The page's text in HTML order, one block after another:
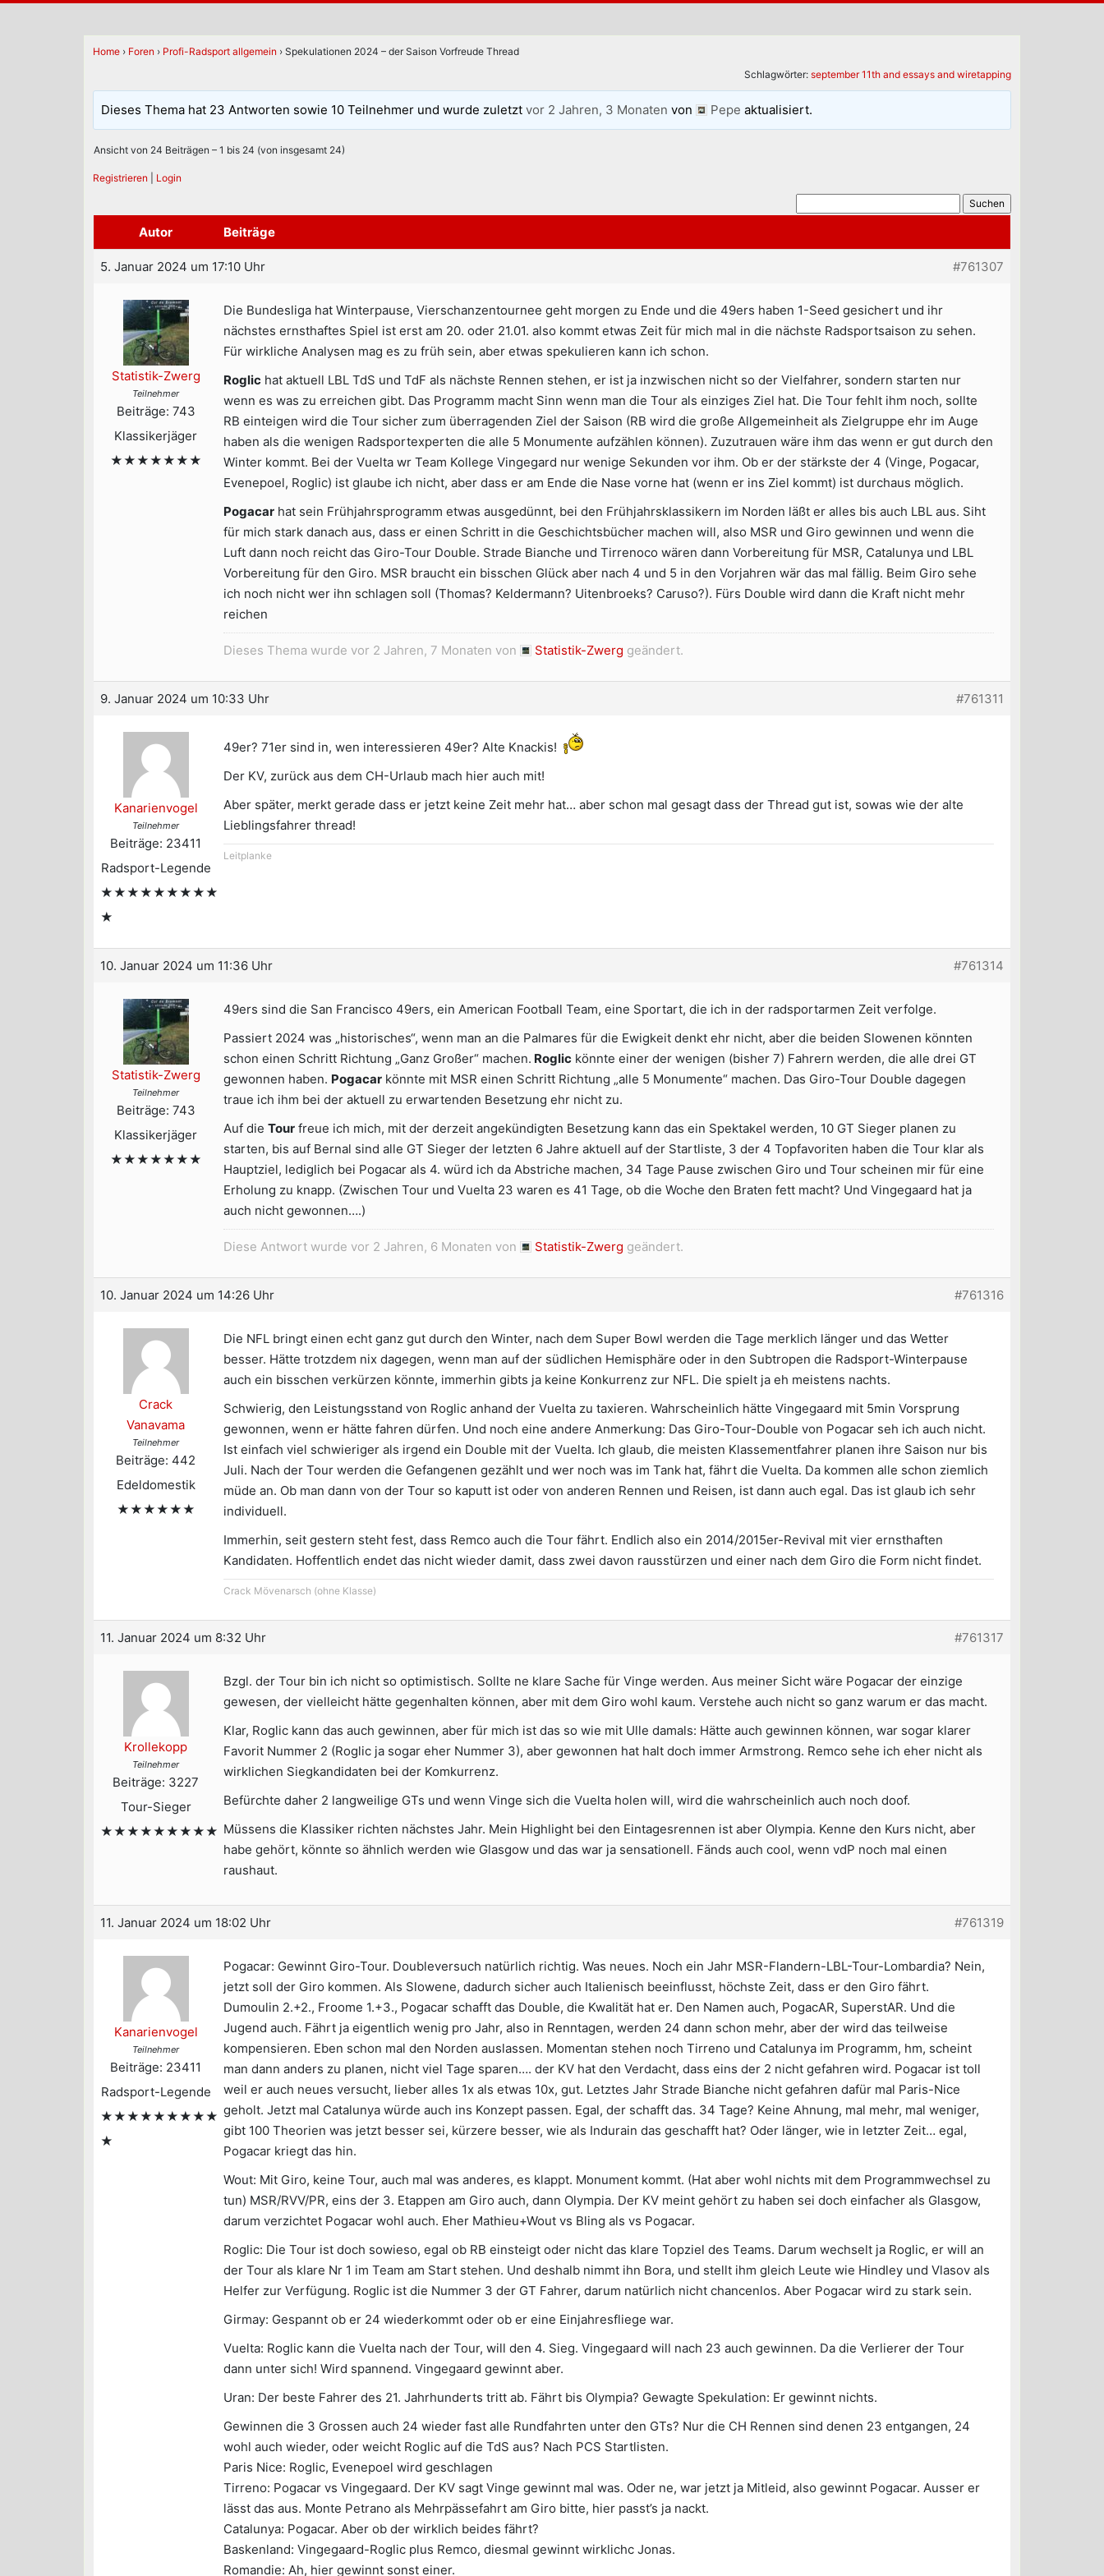
Home › Foren › Profi-Radsport allgemein › Spekulationen 2024 – der Saison Vorfreude Thread
Schlagwörter: september 11th and essays and wiretapping
Dieses Thema hat 23 Antworten sowie 10 Teilnehmer und wurde zuletztvor 2 Jahren, 3 Monaten von Pepe aktualisiert.
Ansicht von 24 Beiträgen – 1 bis 24 (von insgesamt 24)
Registrieren Login
Autor Beiträge
5. Januar 2024 um 17:10 Uhr #761307
Statistik-Zwerg
Teilnehmer
Beiträge: 743
Klassikerjäger
★★★★★★★
Die Bundesliga hat Winterpause, Vierschanzentournee geht morgen zu Ende und die 49ers haben 1-Seed gesichert und ihr
nächstes ernsthaftes Spiel ist erst am 20. oder 21.01. also kommt etwas Zeit für mich mal in die nächste Radsportsaison zu sehen.
Für wirkliche Analysen mag es zu früh sein, aber etwas spekulieren kann ich schon.
Roglic hat aktuell LBL TdS und TdF als nächste Rennen stehen, er ist ja inzwischen nicht so der Vielfahrer, sondern starten nur
wenn es was zu erreichen gibt. Das Programm macht Sinn wenn man die Tour als einziges Ziel hat. Die Tour fehlt ihm noch, sollte
RB einteigen wird die Tour sicher zum überragenden Ziel der Saison (RB wird die große Allgemeinheit als Zielgruppe ehr im Auge
haben als die wenigen Radsportexperten die alle 5 Monumente aufzählen können). Zuzutrauen wäre ihm das wenn er gut durch den
Winter kommt. Bei der Vuelta wr Team Kollege Vingegard nur wenige Sekunden vor ihm. Ob er der stärkste der 4 (Vinge, Pogacar,
Evenepoel, Roglic) ist glaube ich nicht, aber dass er am Ende die Nase vorne hat (wenn er ins Ziel kommt) ist durchaus möglich.
Pogacar hat sein Frühjahrsprogramm etwas ausgedünnt, bei den Frühjahrsklassikern im Norden läßt er alles bis auch LBL aus. Siht
für mich stark danach aus, dass er einen Schritt in die Geschichtsbücher machen will, also MSR und Giro gewinnen und wenn die
Luft dann noch reicht das Giro-Tour Double. Strade Bianche und Tirrenoco wären dann Vorbereitung für MSR, Catalunya und LBL
Vorbereitung für den Giro. MSR braucht ein bisschen Glück aber nach 4 und 5 in den Vorjahren wär das mal fällig. Beim Giro sehe
ich noch nicht wer ihn schlagen soll (Thomas? Keldermann? Uitenbroeks? Caruso?). Fürs Double wird dann die Kraft nicht mehr
reichen
Dieses Thema wurde vor 2 Jahren, 7 Monaten von Statistik-Zwerg geändert.
9. Januar 2024 um 10:33 Uhr #761311
Kanarienvogel
Teilnehmer
Beiträge: 23411
Radsport-Legende
★★★★★★★★★
★
49er? 71er sind in, wen interessieren 49er? Alte Knackis!
Der KV, zurück aus dem CH-Urlaub mach hier auch mit!
Aber später, merkt gerade dass er jetzt keine Zeit mehr hat… aber schon mal gesagt dass der Thread gut ist, sowas wie der alte
Lieblingsfahrer thread!
Leitplanke
10. Januar 2024 um 11:36 Uhr #761314
Statistik-Zwerg
Teilnehmer
Beiträge: 743
Klassikerjäger
★★★★★★★
49ers sind die San Francisco 49ers, ein American Football Team, eine Sportart, die ich in der radsportarmen Zeit verfolge.
Passiert 2024 was „historisches“, wenn man an die Palmares für die Ewigkeit denkt ehr nicht, aber die beiden Slowenen könnten
schon einen Schritt Richtung „Ganz Großer“ machen. Roglic könnte einer der wenigen (bisher 7) Fahrern werden, die alle drei GT
gewonnen haben. Pogacar könnte mit MSR einen Schritt Richtung „alle 5 Monumente“ machen. Das Giro-Tour Double dagegen
traue ich ihm bei der aktuell zu erwartenden Besetzung ehr nicht zu.
Auf die Tour freue ich mich, mit der derzeit angekündigten Besetzung kann das ein Spektakel werden, 10 GT Sieger planen zu
starten, bis auf Bernal sind alle GT Sieger der letzten 6 Jahre aktuell auf der Startliste, 3 der 4 Topfavoriten haben die Tour klar als
Hauptziel, lediglich bei Pogacar als 4. würd ich da Abstriche machen, 34 Tage Pause zwischen Giro und Tour scheinen mir für eine
Erholung zu knapp. (Zwischen Tour und Vuelta 23 waren es 41 Tage, ob die Woche den Braten fett macht? Und Vingegaard hat ja
auch nicht gewonnen….)
Diese Antwort wurde vor 2 Jahren, 6 Monaten von Statistik-Zwerg geändert.
10. Januar 2024 um 14:26 Uhr #761316
Crack
Vanavama
Teilnehmer
Beiträge: 442
Edeldomestik
★★★★★★
Die NFL bringt einen echt ganz gut durch den Winter, nach dem Super Bowl werden die Tage merklich länger und das Wetter
besser. Hätte trotzdem nix dagegen, wenn man auf der südlichen Hemisphäre oder in den Subtropen die Radsport-Winterpause
auch ein bisschen verkürzen könnte, immerhin gibts ja keine Konkurrenz zur NFL. Die spielt ja eh meistens nachts.
Schwierig, den Leistungsstand von Roglic anhand der Vuelta zu taxieren. Wahrscheinlich hätte Vingegaard mit 5min Vorsprung
gewonnen, wenn er hätte fahren dürfen. Und noch eine andere Anmerkung: Das Giro-Tour-Double von Pogacar seh ich auch nicht.
Ist einfach viel schwieriger als irgend ein Double mit der Vuelta. Ich glaub, die meisten Klassementfahrer planen ihre Saison nur bis
Juli. Nach der Tour werden die Gefangenen gezählt und wer noch was im Tank hat, fährt die Vuelta. Da kommen alle schon ziemlich
müde an. Ob man dann von der Tour so kaputt ist oder von anderen Rennen und Reisen, ist dann auch egal. Das ist glaub ich sehr
individuell.
Immerhin, seit gestern steht fest, dass Remco auch die Tour fährt. Endlich also ein 2014/2015er-Revival mit vier ernsthaften
Kandidaten. Hoffentlich endet das nicht wieder damit, dass zwei davon rausstürzen und einer nach dem Giro die Form nicht findet.
Crack Mövenarsch (ohne Klasse)
11. Januar 2024 um 8:32 Uhr #761317
Krollekopp
Teilnehmer
Beiträge: 3227
Tour-Sieger
★★★★★★★★★
Bzgl. der Tour bin ich nicht so optimistisch. Sollte ne klare Sache für Vinge werden. Aus meiner Sicht wäre Pogacar der einzige
gewesen, der vielleicht hätte gegenhalten können, aber mit dem Giro wohl kaum. Verstehe auch nicht so ganz warum er das macht.
Klar, Roglic kann das auch gewinnen, aber für mich ist das so wie mit Ulle damals: Hätte auch gewinnen können, war sogar klarer
Favorit Nummer 2 (Roglic ja sogar eher Nummer 3), aber gewonnen hat halt doch immer Armstrong. Remco sehe ich eher nicht als
wirklichen Siegkandidaten bei der Komkurrenz.
Befürchte daher 2 langweilige GTs und wenn Vinge sich die Vuelta holen will, wird die wahrscheinlich auch noch doof.
Müssens die Klassiker richten nächstes Jahr. Mein Highlight bei den Eintagesrennen ist aber Olympia. Kenne den Kurs nicht, aber
habe gehört, könnte so ähnlich werden wie Glasgow und das war ja sensationell. Fänds auch cool, wenn vdP noch mal einen
raushaut.
11. Januar 2024 um 18:02 Uhr #761319
Kanarienvogel
Teilnehmer
Beiträge: 23411
Radsport-Legende
★★★★★★★★★
★
Pogacar: Gewinnt Giro-Tour. Doubleversuch natürlich richtig. Was neues. Noch ein Jahr MSR-Flandern-LBL-Tour-Lombardia? Nein,
jetzt soll der Giro kommen. Als Slowene, dadurch sicher auch Italienisch beeinflusst, höchste Zeit, dass er den Giro fährt.
Dumoulin 2.+2., Froome 1.+3., Pogacar schafft das Double, die Kwalität hat er. Den Namen auch, PogacAR, SuperstAR. Und die
Jugend auch. Fährt ja eigentlich wenig pro Jahr, also in Renntagen, werden 24 dann schon mehr, aber der wird das teilweise
kompensieren. Eben schon mal den Norden auslassen. Momentan stehen noch Tirreno und Catalunya im Programm, hm, scheint
man dann anders zu planen, nicht viel Tage sparen…. der KV hat den Verdacht, dass eins der 2 nicht gefahren wird. Pogacar ist toll
weil er auch neues versucht, lieber alles 1x als etwas 10x, gut. Letztes Jahr Strade Bianche nicht gefahren dafür mal Paris-Nice
geholt. Jetzt mal Catalunya würde auch ins Konzept passen. Egal, der schafft das. 34 Tage? Keine Ahnung, mal mehr, mal weniger,
gibt 100 Theorien was jetzt besser sei, kürzere besser, wie als Indurain das geschafft hat? Oder länger, wie in letzter Zeit… egal,
Pogacar kriegt das hin.
Wout: Mit Giro, keine Tour, auch mal was anderes, es klappt. Monument kommt. (Hat aber wohl nichts mit dem Programmwechsel zu
tun) MSR/RVV/PR, eins der 3. Etappen am Giro auch, dann Olympia. Der KV meint gehört zu haben sei doch einfacher als Glasgow,
darum verzichtet Pogacar wohl auch. Eher Mathieu+Wout vs Bling als vs Pogacar.
Roglic: Die Tour ist doch sowieso, egal ob RB einsteigt oder nicht das klare Topziel des Teams. Darum wechselt ja Roglic, er will an
der Tour als klare Nr 1 im Team am Start stehen. Und deshalb nimmt ihn Bora, und stellt ihm gleich Leute wie Hindley und Vlasov als
Helfer zur Verfügung. Roglic ist die Nummer 3 der GT Fahrer, darum natürlich nicht chancenlos. Aber Pogacar wird zu stark sein.
Girmay: Gespannt ob er 24 wiederkommt oder ob er eine Einjahresfliege war.
Vuelta: Roglic kann die Vuelta nach der Tour, will den 4. Sieg. Vingegaard will nach 23 auch gewinnen. Da die Verlierer der Tour
dann unter sich! Wird spannend. Vingegaard gewinnt aber.
Uran: Der beste Fahrer des 21. Jahrhunderts tritt ab. Fährt bis Olympia? Gewagte Spekulation: Er gewinnt nichts.
Gewinnen die 3 Grossen auch 24 wieder fast alle Rundfahrten unter den GTs? Nur die CH Rennen sind denen 23 entgangen, 24
wohl auch wieder, oder weicht Roglic auf die TdS aus? Nach PCS Startlisten.
Paris Nice: Roglic, Evenepoel wird geschlagen
Tirreno: Pogacar vs Vingegaard. Der KV sagt Vinge gewinnt mal was. Oder ne, war jetzt ja Mitleid, also gewinnt Pogacar. Ausser er
lässt das aus. Monte Petrano als Mehrpässefahrt am Giro bitte, hier passt’s ja nackt.
Catalunya: Pogacar. Aber ob der wirklich beides fährt?
Baskenland: Vingegaard-Roglic plus Remco, diesmal gewinnt wirklichc Jonas.
Romandie: Ah, hier gewinnt sonst einer.